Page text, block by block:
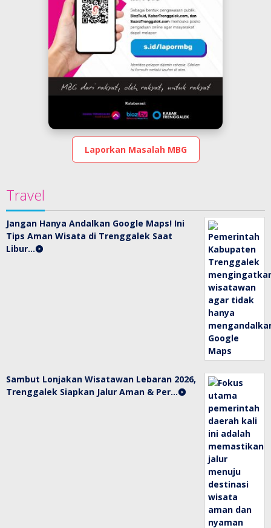
Laporkan Masalah MBG
Travel
Jangan Hanya Andalkan Google Maps! Ini
Tips Aman Wisata di Trenggalek Saat
Libur…
Sambut Lonjakan Wisatawan Lebaran 2026,
Trenggalek Siapkan Jalur Aman & Per…